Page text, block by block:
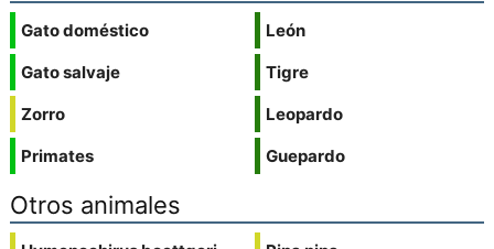
Gato doméstico
Gato salvaje
Zorro
Primates
León
Tigre
Leopardo
Guepardo
Otros animales